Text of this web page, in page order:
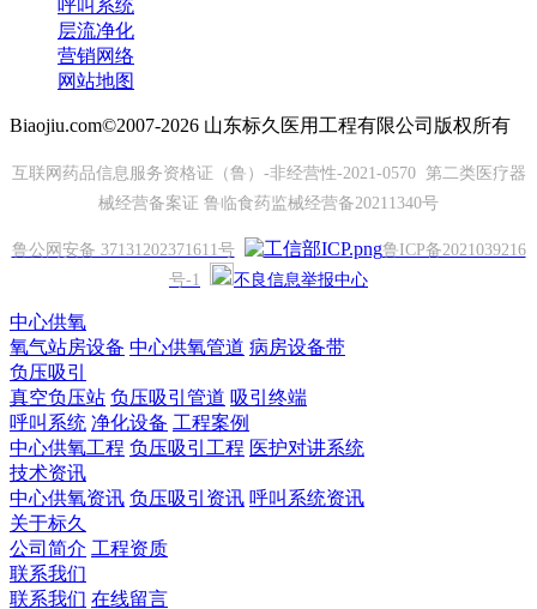
呼叫系统
层流净化
营销网络
网站地图
Biaojiu.com©2007-2026 山东标久医用工程有限公司版权所有
互联网药品信息服务资格证（鲁）-非经营性-2021-0570 第二类医疗器
械经营备案证 鲁临食药监械经营备20211340号
鲁公网安备 37131202371611号
鲁ICP备2021039216
号-1
不良信息举报中心
中心供氧
氧气站房设备 中心供氧管道 病房设备带
负压吸引
真空负压站 负压吸引管道 吸引终端
呼叫系统 净化设备 工程案例
中心供氧工程 负压吸引工程 医护对讲系统
技术资讯
中心供氧资讯 负压吸引资讯 呼叫系统资讯
关于标久
公司简介 工程资质
联系我们
联系我们 在线留言